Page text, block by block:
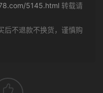
5145.html 转载请
后不退款不换货，谨慎购